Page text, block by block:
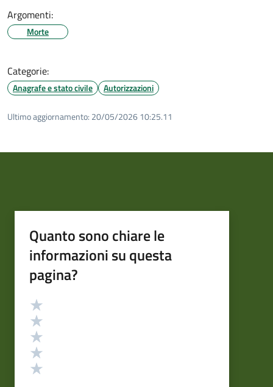
Argomenti:
Morte
Categorie:
Anagrafe e stato civile Autorizzazioni
Ultimo aggiornamento: 20/05/2026 10:25.11
Quanto sono chiare le
informazioni su questa
pagina?
Valutazione